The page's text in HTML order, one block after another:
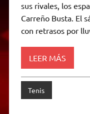
p
p
a
m
r
o
k
g
e
sus rivales, los
Carreño Busta. El
con retrasos por
LEER MÁS
Tenis